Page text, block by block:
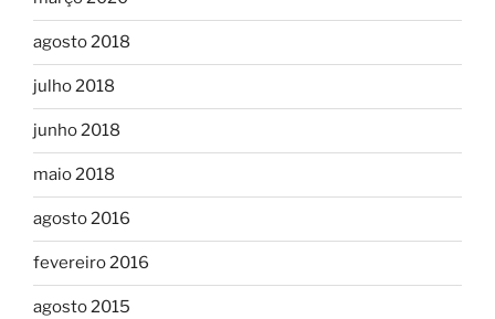
agosto 2018
julho 2018
junho 2018
maio 2018
agosto 2016
fevereiro 2016
agosto 2015